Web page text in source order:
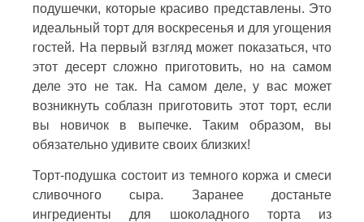
подушечки, которые красиво представлены. Это
идеальный торт для воскресенья и для угощения
гостей. На первый взгляд может показаться, что
этот десерт сложно приготовить, но на самом
деле это не так. На самом деле, у вас может
возникнуть соблазн приготовить этот торт, если
вы новичок в выпечке. Таким образом, вы
обязательно удивите своих близких!
Торт-подушка состоит из темного коржа и смеси
сливочного сыра. Заранее достаньте
ингредиенты для шоколадного торта из